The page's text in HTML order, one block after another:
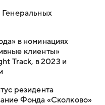
в номинациях
клиенты»
Track, в 2023 и
резидента
Фонда «Сколково»